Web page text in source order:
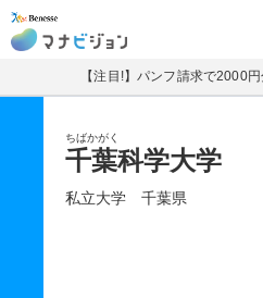
マナビジョン
【注目!】パンフ請求で2000
ちばかがく
千葉科学大学
私立大学 千葉県